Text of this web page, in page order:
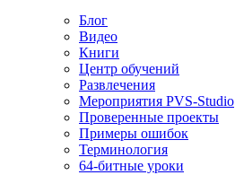
Блог
Видео
Книги
Центр обучений
Развлечения
Мероприятия PVS-Studio
Проверенные проекты
Примеры ошибок
Терминология
64-битные уроки